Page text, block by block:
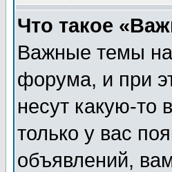
Что такое
Важные темы
форума, и при
несут какую-
только у вас
объявлений,